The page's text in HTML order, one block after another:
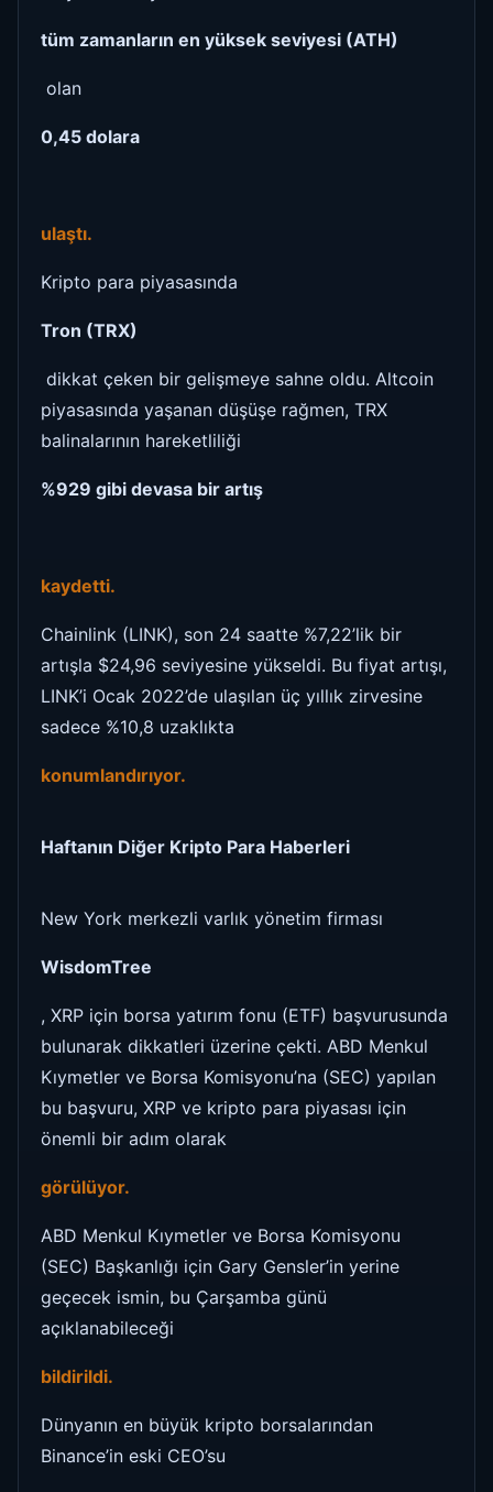
tüm zamanların en yüksek seviyesi (ATH)
olan
0,45 dolara
ulaştı.
Kripto para piyasasında
Tron (TRX)
dikkat çeken bir gelişmeye sahne oldu. Altcoin
piyasasında yaşanan düşüşe rağmen, TRX
balinalarının hareketliliği
%929 gibi devasa bir artış
kaydetti.
Chainlink (LINK), son 24 saatte %7,22’lik bir
artışla $24,96 seviyesine yükseldi. Bu fiyat artışı,
LINK’i Ocak 2022’de ulaşılan üç yıllık zirvesine
sadece %10,8 uzaklıkta
konumlandırıyor.
Haftanın Diğer Kripto Para Haberleri
New York merkezli varlık yönetim firması
WisdomTree
, XRP için borsa yatırım fonu (ETF) başvurusunda
bulunarak dikkatleri üzerine çekti. ABD Menkul
Kıymetler ve Borsa Komisyonu’na (SEC) yapılan
bu başvuru, XRP ve kripto para piyasası için
önemli bir adım olarak
görülüyor.
ABD Menkul Kıymetler ve Borsa Komisyonu
(SEC) Başkanlığı için Gary Gensler’in yerine
geçecek ismin, bu Çarşamba günü
açıklanabileceği
bildirildi.
Dünyanın en büyük kripto borsalarından
Binance’in eski CEO’su